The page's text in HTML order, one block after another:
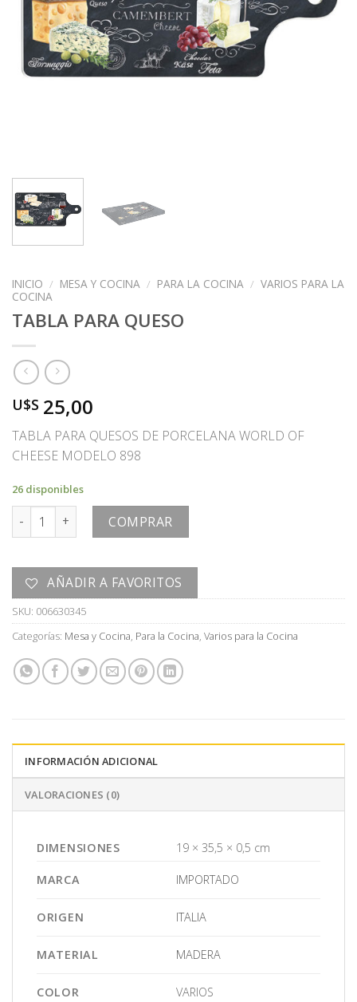
INICIO / MESA Y COCINA / PARA LA COCINA / VARIOS PARA LA
COCINA
TABLA PARA QUESO
U$S 25,00
TABLA PARA QUESOS DE PORCELANA WORLD OF
CHEESE MODELO 898
26 disponibles
TABLA PARA QUESO cantidad
COMPRAR
AÑADIR A FAVORITOS
SKU: 006630345
Categorías: Mesa y Cocina, Para la Cocina, Varios para la Cocina
INFORMACIÓN ADICIONAL
VALORACIONES (0)
DIMENSIONES 19 × 35,5 × 0,5 cm
MARCA IMPORTADO
ORIGEN ITALIA
MATERIAL MADERA
COLOR VARIOS